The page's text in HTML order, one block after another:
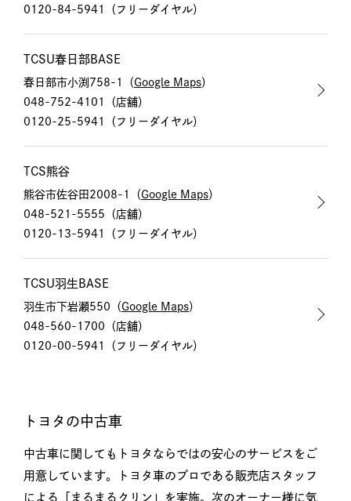
0120-84-5941
（フリーダイヤル）
TCSU春日部BASE
春日部市小渕758-1（ Google Maps）
048-752-4101
（店舗）
0120-25-5941
（フリーダイヤル）
TCS熊谷
熊谷市佐谷田2008-1（ Google Maps）
048-521-5555 （店舗）
0120-13-5941
（フリーダイヤル）
TCSU羽生BASE
羽生市下岩瀬550（ Google Maps）
048-560-1700 （店舗）
0120-00-5941
（フリーダイヤル）
トヨタの中古車
中古車に関してもトヨタならではの安心のサービスをご
用意しています。トヨタ車のプロである販売店スタッフ
による「まるまるクリン」を実施。次のオーナー様に気